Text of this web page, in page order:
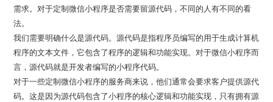
需求。对于定制微信小程序是否需要留源代码，不同的人有不同的看
法。
我们需要明确什么是源代码。源代码是指程序员编写的用于生成计算机
程序的文本文件，它包含了程序的逻辑和功能实现。对于微信小程序而
言，源代码就是开发者编写的小程序代码。
对于一些定制微信小程序的服务商来说，他们通常会要求客户提供源代
码。这是因为源代码包含了小程序的核心逻辑和功能实现，只有拥有源